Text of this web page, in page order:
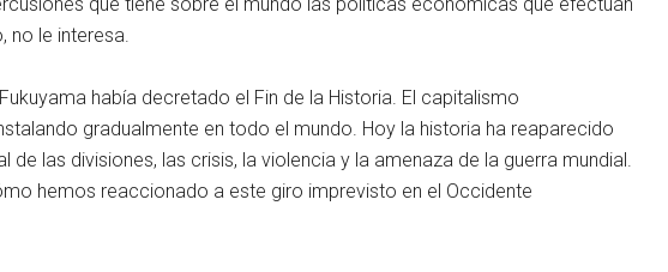
no le interesa.
había decretado el Fin de la Historia. El capitalismo
gradualmente en todo el mundo. Hoy la historia ha reaparecido
de las divisiones, las crisis, la violencia y la amenaza de la guerra mundial.
hemos reaccionado a este giro imprevisto en el Occidente